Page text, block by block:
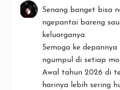
Senang banget bisa
ngepantai bareng
keluarganya.
Semoga ke depannya
ngumpul di setiap
Awal tahun 2026 di
harinya lebih sering